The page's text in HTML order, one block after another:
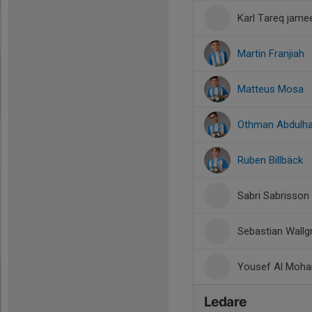
Karl Tareq
Martin Franjiah
Matteus Mosa
Othman
Ruben Billbäck
Sabri Sabrisson
Sebastian
Yousef Al
Ledare